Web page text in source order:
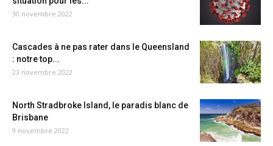
30 novembre 2022
Cascades à ne pas rater dans le Queensland
: notre top...
23 novembre 2022
North Stradbroke Island, le paradis blanc de
Brisbane
9 novembre 2022